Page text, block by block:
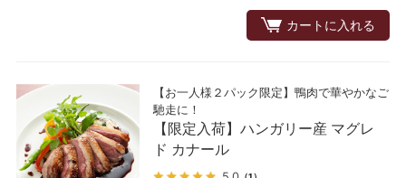
カートに入れる
【お一人様２パック限定】鴨肉で華やかなご
馳走に！
【限定入荷】ハンガリー産 マグレ
ド カナール